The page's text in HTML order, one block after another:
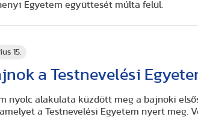
Egyetem együttesét múlta felül.
15.
a Testnevelési
nyolc alakulata küzdött meg a bajnoki
a Testnevelési Egyetem nyert meg.